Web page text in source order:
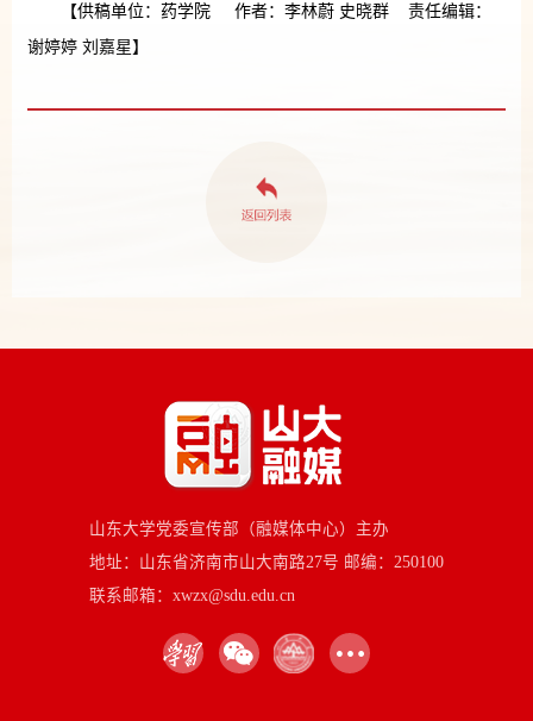
【供稿单位：药学院 作者：李林蔚 史晓群 责任编辑：
谢婷婷 刘嘉星】
山东大学党委宣传部（融媒体中心）主办
地址：山东省济南市山大南路27号 邮编：250100
联系邮箱：xwzx@sdu.edu.cn